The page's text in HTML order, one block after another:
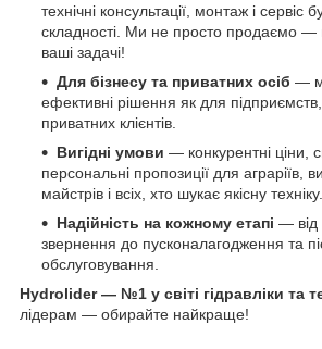
технічні консультації, монтаж і сервіс
складності. Ми не просто продаємо —
ваші задачі!
Для бізнесу та приватних осіб —
ефективні рішення як для підприємств,
приватних клієнтів.
Вигідні умови — конкурентні ціни,
персональні пропозиції для аграріїв,
майстрів і всіх, хто шукає якісну техніку.
Надійність на кожному етапі — від
звернення до пусконалагодження та
обслуговування.
Hydrolider — №1 у світі гідравліки та
лідерам — обирайте найкраще!